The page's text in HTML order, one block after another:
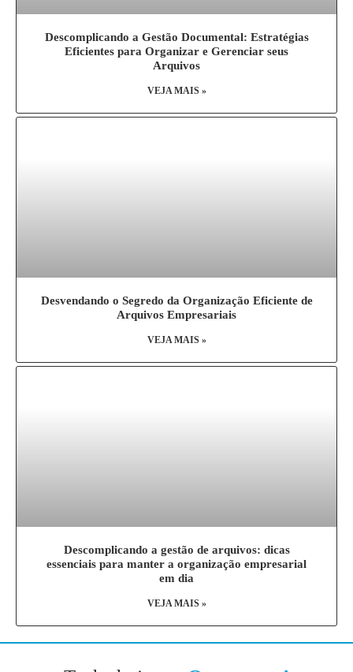
Descomplicando a Gestão Documental: Estratégias
Eficientes para Organizar e Gerenciar seus
Arquivos
VEJA MAIS »
Desvendando o Segredo da Organização Eficiente de
Arquivos Empresariais
VEJA MAIS »
Descomplicando a gestão de arquivos: dicas
essenciais para manter a organização empresarial
em dia
VEJA MAIS »